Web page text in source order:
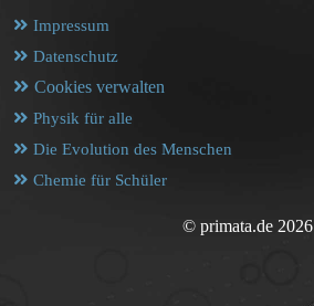
Impressum
Datenschutz
Cookies verwalten
Physik für alle
Die Evolution des Menschen
Chemie für Schüler
© primata.de 2026